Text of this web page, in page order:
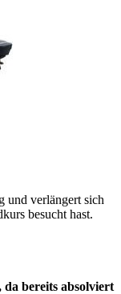
und verlängert sich
besucht hast.
bereits absolviert